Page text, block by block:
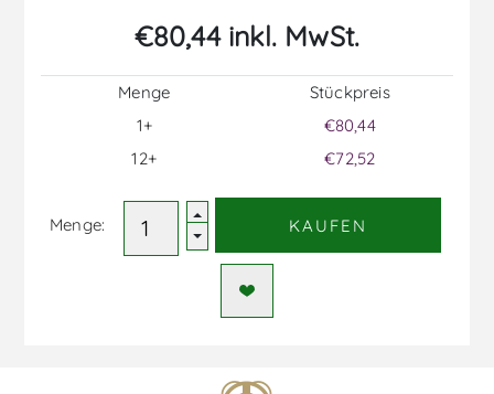
€80,44 inkl. MwSt.
Menge
1+
12+
Stückpreis
€80,44
€72,52
Menge: KAUFEN